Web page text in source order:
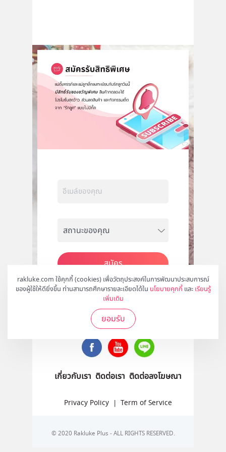
rakluke.com ใช้คุกกี้ (cookies) เพื่อวัตถุประสงค์ในการพัฒนาประสบการณ์
ของผู้ใช้ให้ดียิ่งขึ้น ท่านสามารถศึกษารายละเอียดได้ใน นโยบายคุกกี้ และ เรียนรู้
เพิ่มเติม
ยอมรับ
สมัคร
ติดตามเราได้ที่
เกี่ยวกับเรา ติดต่อเรา ติดต่อลงโฆษณา
Privacy Policy | Term of Service
© 2020 Rakluke Plus - ALL RIGHTS RESERVED.